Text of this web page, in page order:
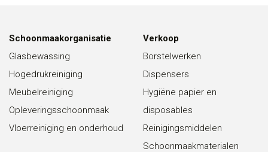
Schoonmaakorganisatie
Glasbewassing
Hogedrukreiniging
Meubelreiniging
Opleveringsschoonmaak
Vloerreiniging en onderhoud
Verkoop
Borstelwerken
Dispensers
Hygiëne papier en
disposables
Reinigingsmiddelen
Schoonmaakmaterialen